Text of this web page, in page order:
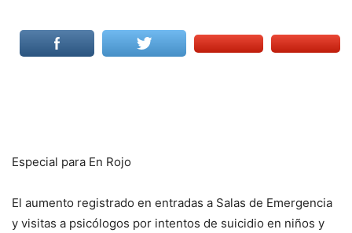
Especial para En Rojo
El aumento registrado en entradas a Salas de Emergencia
y visitas a psicólogos por intentos de suicidio en niños y